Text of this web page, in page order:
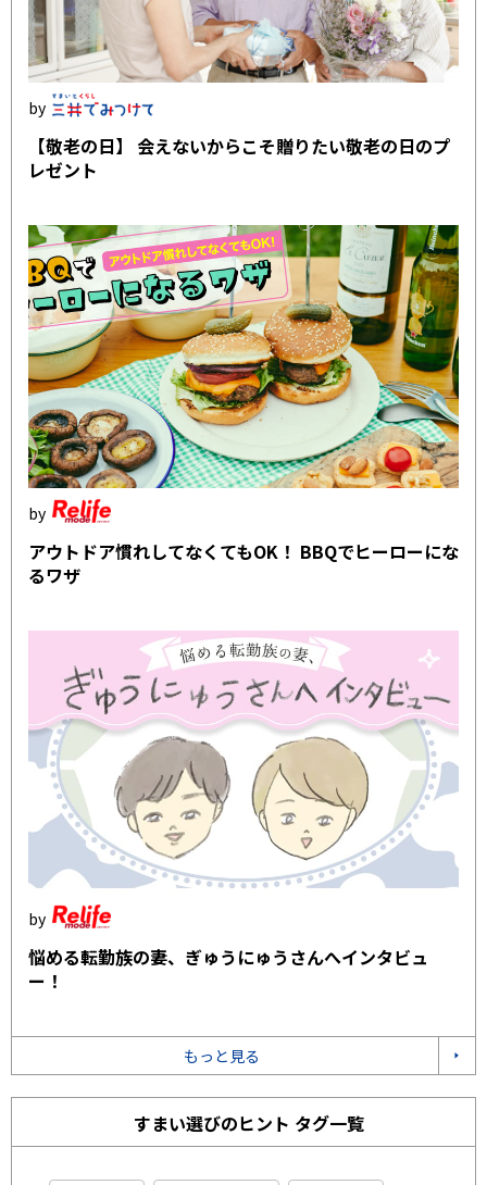
【敬老の日】 会えないからこそ贈りたい敬老の日のプ
レゼント
アウトドア慣れしてなくてもOK！ BBQでヒーローにな
るワザ
悩める転勤族の妻、ぎゅうにゅうさんへインタビュ
ー！
もっと見る
すまい選びのヒント タグ一覧